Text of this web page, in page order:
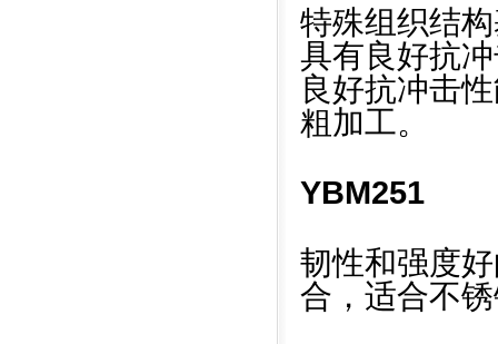
特殊组织结
具有良好抗
良好抗冲击
粗加工。
YBM251
韧性和强度
合，适合不